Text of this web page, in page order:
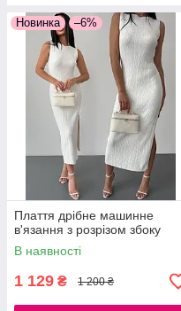
Новинка –6%
Плаття дрібне машинне
в'язання з розрізом збоку
В наявності
1 129 ₴ 1 200 ₴